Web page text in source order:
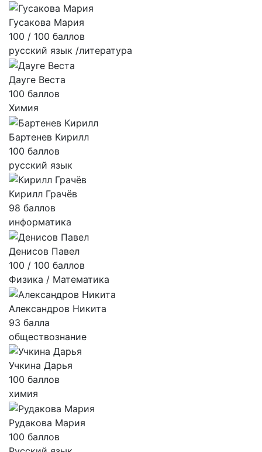
Гусакова Мария
100 / 100 баллов
русский язык /литература
Дауге Веста
100 баллов
Химия
Бартенев Кирилл
100 баллов
русский язык
Кирилл Грачёв
98 баллов
информатика
Денисов Павел
100 / 100 баллов
Физика / Математика
Александров Никита
93 балла
обществознание
Учкина Дарья
100 баллов
химия
Рудакова Мария
100 баллов